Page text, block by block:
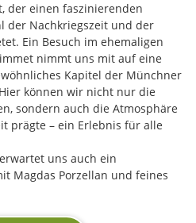
der einen faszinierenden
der Nachkriegszeit und der
Ein Besuch im ehemaligen
nimmt uns mit auf eine
Kapitel der Münchner
können wir nicht nur die
sondern auch die Atmosphäre
prägte – ein Erlebnis für alle
uns auch ein
Magdas Porzellan und feines